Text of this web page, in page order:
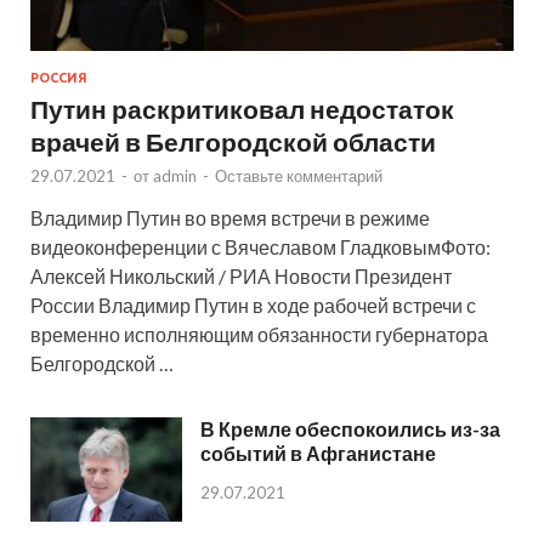
РОССИЯ
Путин раскритиковал недостаток
врачей в Белгородской области
29.07.2021 - от admin - Оставьте комментарий
Владимир Путин во время встречи в режиме
видеоконференции с Вячеславом ГладковымФото:
Алексей Никольский / РИА Новости Президент
России Владимир Путин в ходе рабочей встречи с
временно исполняющим обязанности губернатора
Белгородской …
В Кремле обеспокоились из-за
событий в Афганистане
29.07.2021